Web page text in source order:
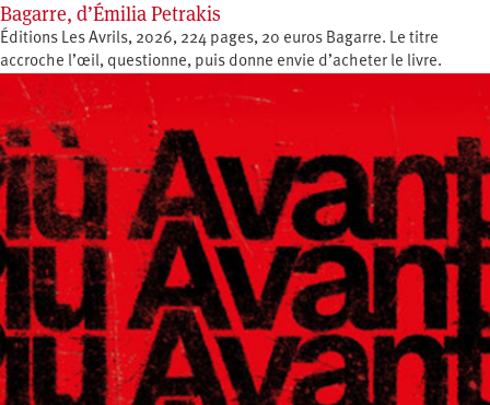
Bagarre, d’Émilia Petrakis
Éditions Les Avrils, 2026, 224 pages, 20 euros Bagarre. Le titre
accroche l’œil, questionne, puis donne envie d’acheter le livre.